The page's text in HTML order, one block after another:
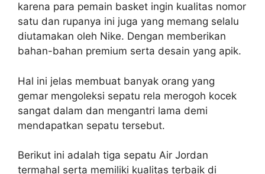
karena para pemain basket ingin kualitas nomor
satu dan rupanya ini juga yang memang selalu
diutamakan oleh Nike. Dengan memberikan
bahan-bahan premium serta desain yang apik.
Hal ini jelas membuat banyak orang yang
gemar mengoleksi sepatu rela merogoh kocek
sangat dalam dan mengantri lama demi
mendapatkan sepatu tersebut.
Berikut ini adalah tiga sepatu Air Jordan
termahal serta memiliki kualitas terbaik di